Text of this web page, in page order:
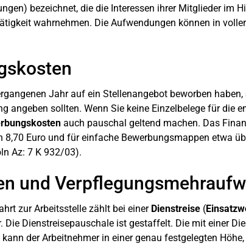
bezeichnet, die die Interessen ihrer Mitglieder im
wahrnehmen. Die Aufwendungen können in
Jahr auf ein Stellenangebot beworben
angeben sollten. Wenn Sie keine Einzelbelege für die
auch pauschal geltend machen. Das
8,70 Euro und für einfache Bewerbungsmappen etwa
Az: 7 K 932/03).
und
zur Arbeitsstelle zählt bei einer Dienstreise(
Die Dienstreisepauschale ist gestaffelt. Die mit einer
der Arbeitnehmer in einer genau festgelegten